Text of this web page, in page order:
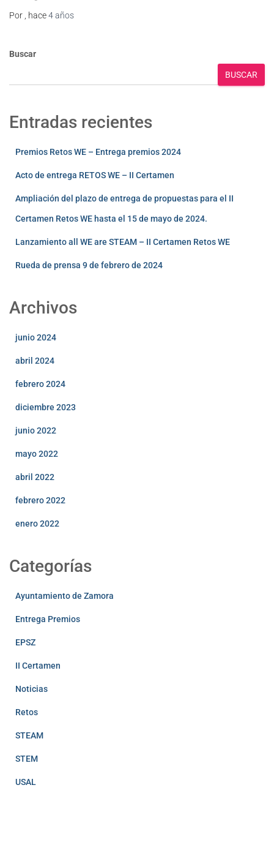
Por
, hace4 años
Buscar
BUSCAR
Entradas recientes
Premios Retos WE – Entrega premios 2024
Acto de entrega RETOS WE – II Certamen
Ampliación del plazo de entrega de propuestas para el II
Certamen Retos WE hasta el 15 de mayo de 2024.
Lanzamiento all WE are STEAM – II Certamen Retos WE
Rueda de prensa 9 de febrero de 2024
Archivos
junio 2024
abril 2024
febrero 2024
diciembre 2023
junio 2022
mayo 2022
abril 2022
febrero 2022
enero 2022
Categorías
Ayuntamiento de Zamora
Entrega Premios
EPSZ
II Certamen
Noticias
Retos
STEAM
STEM
USAL